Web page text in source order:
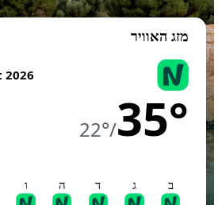
מזג האוויר
2026
35°
/
22°
ב ג ד ה ו